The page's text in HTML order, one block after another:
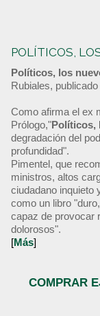
POLÍTICOS,
Políticos, los
Rubiales,
Como afirma el ex
Prólogo,"Políticos,
degradación del
profundidad".
Pimentel, que
ministros, altos
ciudadano inquieto
como un libro
capaz de provocar
dolorosos".
[Más]
COMPRAR